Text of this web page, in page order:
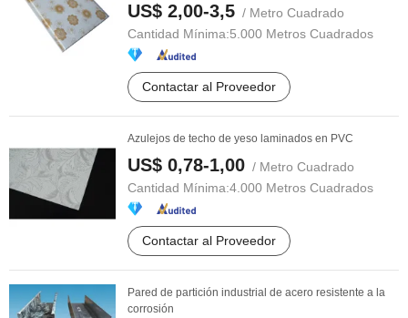
US$ 2,00-3,5 / Metro Cuadrado
Cantidad Mínima:5.000 Metros Cuadrados
Contactar al Proveedor
Azulejos de techo de yeso laminados en PVC
US$ 0,78-1,00 / Metro Cuadrado
Cantidad Mínima:4.000 Metros Cuadrados
Contactar al Proveedor
Pared de partición industrial de acero resistente a la
corrosión